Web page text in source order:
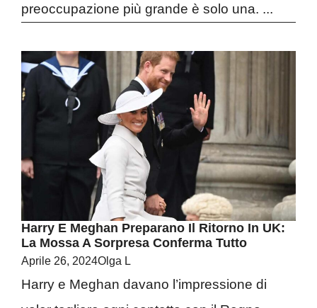
preoccupazione più grande è solo una. ...
Harry E Meghan Preparano Il Ritorno In UK:
La Mossa A Sorpresa Conferma Tutto
Aprile 26, 2024Olga L
Harry e Meghan davano l’impressione di